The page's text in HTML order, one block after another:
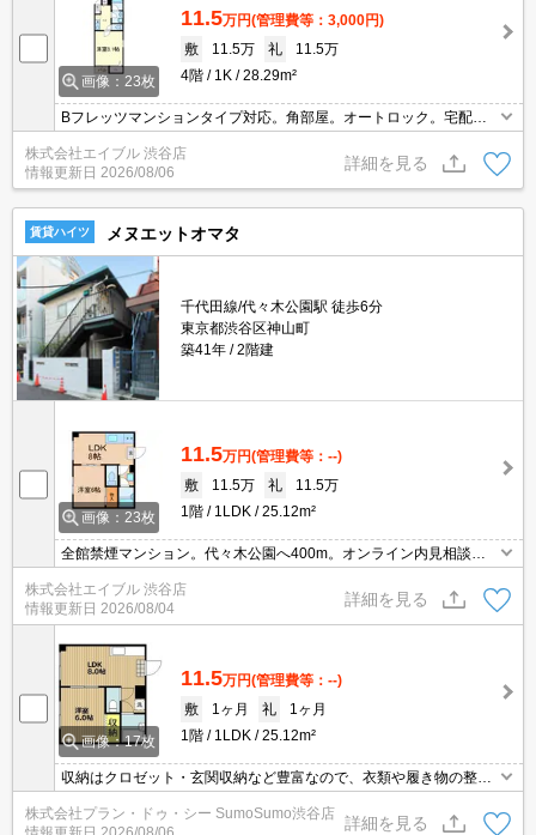
画像：23枚
11.5万円(管理費等：3,000円)
敷
11.5万 礼
11.5万
4階
1K 28.29m²
Bフレッツマンションタイプ対応。角部屋。オートロック。宅配ボ
ックスあり。都心エリアのお部屋探しはお任せください。エイブル
女子割で仲介手数料家賃の0.55ヶ月分より10％ＯＦＦ。都内通勤の
方におすすめ。
株式会社エイブル 渋谷店
情報更新日 2026/08/06
詳細を見る
賃貸ハイツ メヌエットオマタ
千代田線/代々木公園駅 徒歩6分
東京都渋谷区神山町
築41年
2階建
画像：23枚
11.5万円(管理費等：--)
敷
11.5万 礼
11.5万
1階
1LDK 25.12m²
全館禁煙マンション。代々木公園へ400m。オンライン内見相談
可。現地待ち合わせ、物件ご案内可能。エイブル女子割で仲介手数
料家賃の0.55ヶ月分より10％ＯＦＦ。駅まで平坦。
株式会社エイブル 渋谷店
情報更新日 2026/08/04
詳細を見る
画像：17枚
11.5万円(管理費等：--)
敷
1ヶ月 礼
1ヶ月
1階
1LDK 25.12m²
収納はクロゼット・玄関収納など豊富なので、衣類や履き物の整理
がしやすく便利です。こちらはTVインターフォン付きのマンション
です。室内設備はシステムキッチン・エアコンなど豊富に揃ってお
株式会社プラン・ドゥ・シー SumoSumo渋谷店
詳細を見る